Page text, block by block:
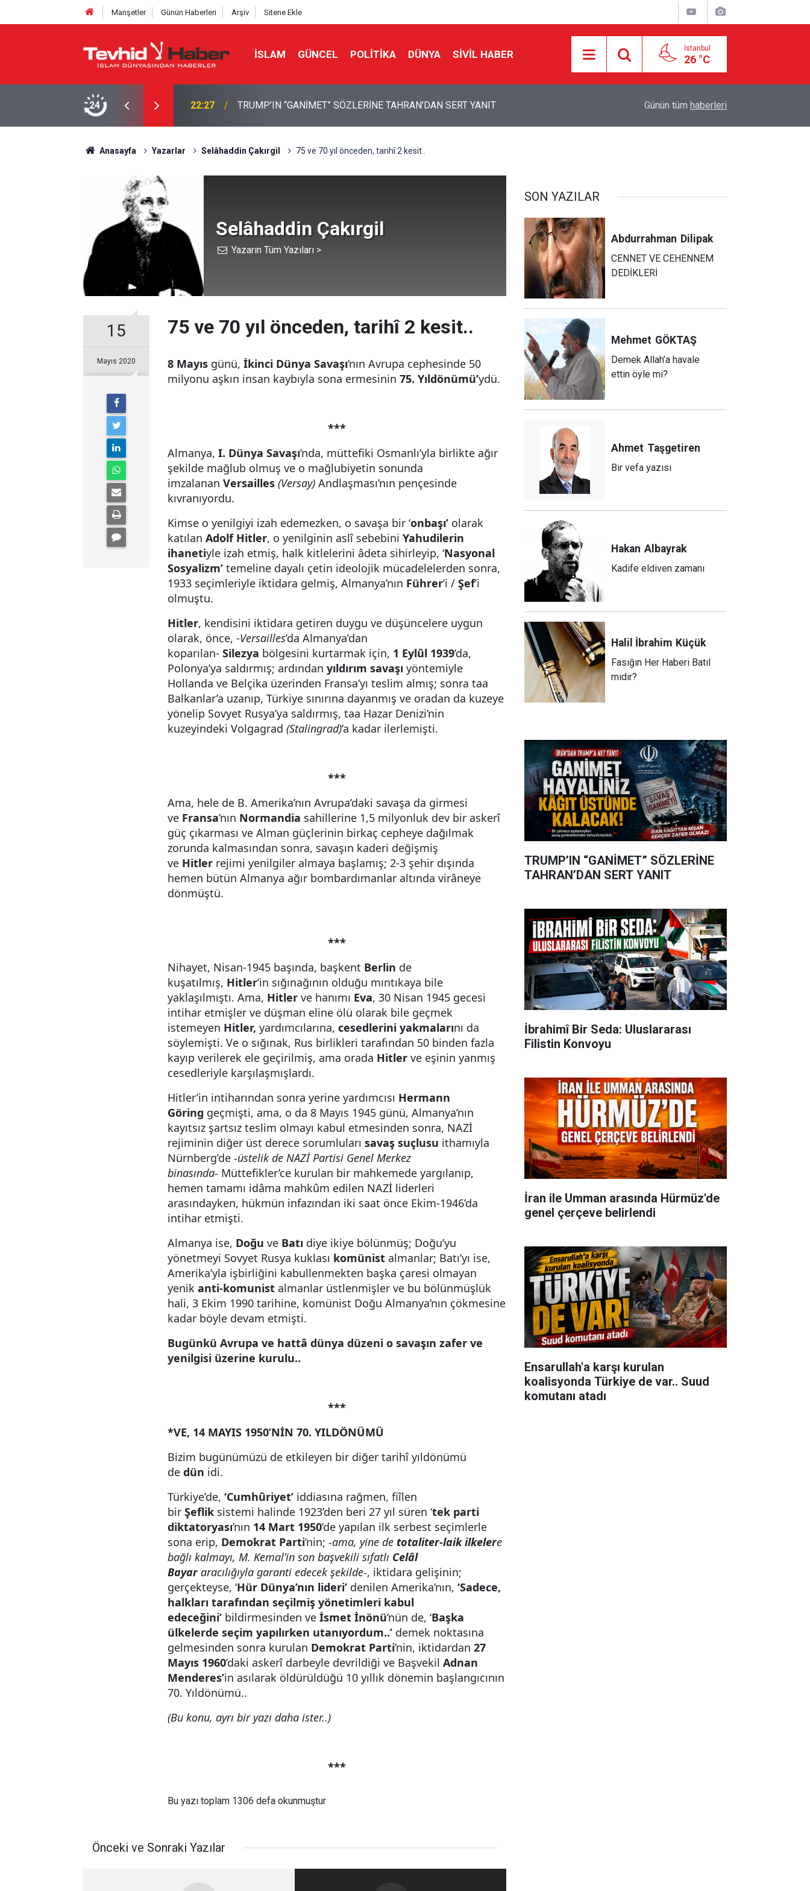
Manşetler Günün Haberleri Arşiv Sitene Ekle
İSLAM GÜNCEL POLITIKA DÜNYA SIVIL HABER İstanbul
26 °C
24
TAHRAN’DAN SERT YANIT 22:13 İbrahimî Bir Seda: Uluslararası Filistin Konvoyu İran ile Umman arasında Hürmüz'de genel
Günün tüm haberleri
Anasayfa Yazarlar Selâhaddin Çakırgil 75 ve 70 yıl önceden, tarihî 2 kesit..
Selâhaddin Çakırgil
Yazarın Tüm Yazıları >
15
Mayıs 2020
75 ve 70 yıl önceden, tarihî 2 kesit..
8 Mayıs günü, İkinci Dünya Savaşı’nın Avrupa cephesinde 50
milyonu aşkın insan kaybıyla sona ermesinin 75. Yıldönümü’ydü.
***
Almanya, I. Dünya Savaşı’nda, müttefiki Osmanlı’yla birlikte ağır
şekilde mağlub olmuş ve o mağlubiyetin sonunda
imzalanan Versailles (Versay) Andlaşması’nın pençesinde
kıvranıyordu.
Kimse o yenilgiyi izah edemezken, o savaşa bir ‘onbaşı’ olarak
katılan Adolf Hitler, o yenilginin aslî sebebini Yahudilerin
ihanetiyle izah etmiş, halk kitlelerini âdeta sihirleyip, ‘Nasyonal
Sosyalizm’ temeline dayalı çetin ideolojik mücadelelerden sonra,
1933 seçimleriyle iktidara gelmiş, Almanya’nın Führer’i / Şef’i
olmuştu.
Hitler, kendisini iktidara getiren duygu ve düşüncelere uygun
olarak, önce, -Versailles’da Almanya’dan
koparılan- Silezya bölgesini kurtarmak için, 1 Eylûl 1939’da,
Polonya’ya saldırmış; ardından yıldırım savaşı yöntemiyle
Hollanda ve Belçika üzerinden Fransa’yı teslim almış; sonra taa
Balkanlar’a uzanıp, Türkiye sınırına dayanmış ve oradan da kuzeye
yönelip Sovyet Rusya’ya saldırmış, taa Hazar Denizi’nin
kuzeyindeki Volgagrad (Stalingrad)’a kadar ilerlemişti.
***
Ama, hele de B. Amerika’nın Avrupa’daki savaşa da girmesi
ve Fransa’nın Normandia sahillerine 1,5 milyonluk dev bir askerî
güç çıkarması ve Alman güçlerinin birkaç cepheye dağılmak
zorunda kalmasından sonra, savaşın kaderi değişmiş
ve Hitler rejimi yenilgiler almaya başlamış; 2-3 şehir dışında
hemen bütün Almanya ağır bombardımanlar altında virâneye
dönmüştü.
***
Nihayet, Nisan-1945 başında, başkent Berlin de
kuşatılmış, Hitler’in sığınağının olduğu mıntıkaya bile
yaklaşılmıştı. Ama, Hitler ve hanımı Eva, 30 Nisan 1945 gecesi
intihar etmişler ve düşman eline ölü olarak bile geçmek
istemeyen Hitler, yardımcılarına, cesedlerini yakmalarını da
söylemişti. Ve o sığınak, Rus birlikleri tarafından 50 binden fazla
kayıp verilerek ele geçirilmiş, ama orada Hitler ve eşinin yanmış
cesedleriyle karşılaşmışlardı.
Hitler’in intiharından sonra yerine yardımcısı Hermann
Göring geçmişti, ama, o da 8 Mayıs 1945 günü, Almanya’nın
kayıtsız şartsız teslim olmayı kabul etmesinden sonra, NAZİ
rejiminin diğer üst derece sorumluları savaş suçlusu ithamıyla
Nürnberg’de -üstelik de NAZİ Partisi Genel Merkez
binasında- Müttefikler’ce kurulan bir mahkemede yargılanıp,
hemen tamamı idâma mahkûm edilen NAZİ liderleri
arasındayken, hükmün infazından iki saat önce Ekim-1946’da
intihar etmişti.
Almanya ise, Doğu ve Batı diye ikiye bölünmüş; Doğu’yu
yönetmeyi Sovyet Rusya kuklası komünist almanlar; Batı’yı ise,
Amerika’yla işbirliğini kabullenmekten başka çaresi olmayan
yenik anti-komunist almanlar üstlenmişler ve bu bölünmüşlük
hali, 3 Ekim 1990 tarihine, komünist Doğu Almanya’nın çökmesine
kadar böyle devam etmişti.
Bugünkü Avrupa ve hattâ dünya düzeni o savaşın zafer ve
yenilgisi üzerine kurulu..
***
*VE, 14 MAYIS 1950’NİN 70. YILDÖNÜMÜ
Bizim bugünümüzü de etkileyen bir diğer tarihî yıldönümü
de dün idi.
Türkiye’de, ‘Cumhûriyet’ iddiasına rağmen, fiîlen
bir Şeflik sistemi halinde 1923’den beri 27 yıl süren ‘tek parti
diktatoryası’nın 14 Mart 1950’de yapılan ilk serbest seçimlerle
sona erip, Demokrat Parti’nin; -ama, yine de totaliter-laik ilkelere
bağlı kalmayı, M. Kemal’in son başvekili sıfatlı Celâl
Bayararacılığıyla garanti edecek şekilde-, iktidara gelişinin;
gerçekteyse, ‘Hür Dünya’nın lideri’ denilen Amerika’nın, ‘Sadece,
halkları tarafından seçilmiş yönetimleri kabul
edeceğini’ bildirmesinden ve İsmet İnönü’nün de, ‘Başka
ülkelerde seçim yapılırken utanıyordum..’ demek noktasına
gelmesinden sonra kurulan Demokrat Parti’nin, iktidardan 27
Mayıs 1960’daki askerî darbeyle devrildiği ve Başvekil Adnan
Menderes’in asılarak öldürüldüğü 10 yıllık dönemin başlangıcının
70. Yıldönümü..
(Bu konu, ayrı bir yazı daha ister..)
***
Bu yazı toplam 1306 defa okunmuştur
Önceki ve Sonraki Yazılar
SON YAZILAR
Abdurrahman Dilipak
CENNET VE CEHENNEM
DEDİKLERİ
Mehmet GÖKTAŞ
Demek Allah’a havale
ettin öyle mi?
Ahmet Taşgetiren
Bir vefa yazısı
Hakan Albayrak
Kadife eldiven zamanı
Halil İbrahim Küçük
Fasığın Her Haberi Batıl
mıdır?
TRUMP’IN “GANİMET” SÖZLERİNE
TAHRAN’DAN SERT YANIT
İbrahimî Bir Seda: Uluslararası
Filistin Konvoyu
İran ile Umman arasında Hürmüz'de
genel çerçeve belirlendi
Ensarullah'a karşı kurulan
koalisyonda Türkiye de var.. Suud
komutanı atadı